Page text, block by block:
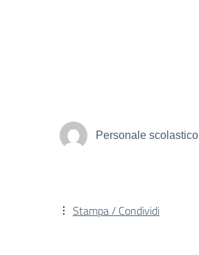
Personale scolastico
Stampa / Condividi